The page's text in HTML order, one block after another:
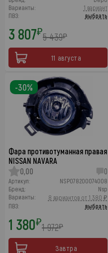
Варианты:
1 вариант
ПВЗ:
выбрать
3 807₽5 439₽
11 августа
Фара противотуманная правая
NISSAN NAVARA
0,00
0
Артикул:
NSP078200074008
Бренд:
Nsp
Варианты:
8 вариантов от 1 380 ₽
ПВЗ:
выбрать
1 380₽1 972₽
Завтра
-30%